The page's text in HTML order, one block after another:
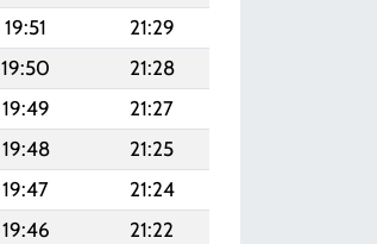
19:51
21:29
19:50
21:28
19:49
21:27
19:48
21:25
19:47
21:24
19:46
21:22